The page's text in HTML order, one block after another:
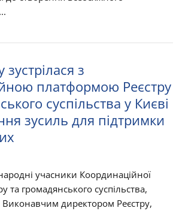
зустрілася з
платформою Реєстру
суспільства у Києві
зусиль для підтримки
учасники Координаційної
та громадянського суспільства,
Виконавчим директором Реєстру,